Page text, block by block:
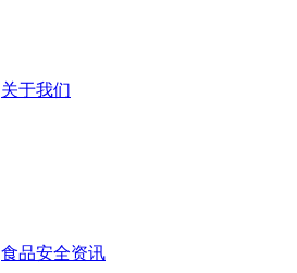
关于我们
食品安全资讯